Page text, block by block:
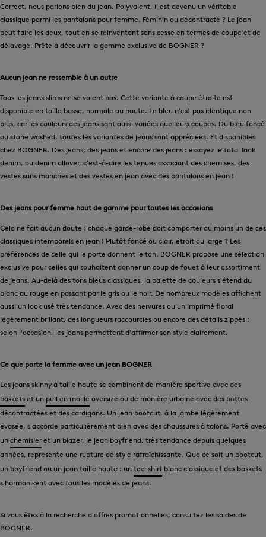
Correct, nous parlons bien du jean. Polyvalent, il est devenu un véritable
classique parmi les pantalons pour femme. Féminin ou décontracté ? Le jean
peut faire les deux, tout en se réinventant sans cesse en termes de coupe et de
délavage. Prête à découvrir la gamme exclusive de BOGNER ?
Aucun jean ne ressemble à un autre
Tous les jeans slims ne se valent pas. Cette variante à coupe étroite est
disponible en taille basse, normale ou haute. Le bleu n'est pas identique non
plus, car les couleurs des jeans sont aussi variées que leurs coupes. Du bleu foncé
au stone washed, toutes les variantes de jeans sont appréciées. Et disponibles
chez BOGNER. Des jeans, des jeans et encore des jeans : essayez le total look
denim, ou denim allover, c'est-à-dire les tenues associant des chemises, des
vestes sans manches et des vestes en jean avec des pantalons en jean !
Des jeans pour femme haut de gamme pour toutes les occasions
Cela ne fait aucun doute : chaque garde-robe doit comporter au moins un de ces
classiques intemporels en jean ! Plutôt foncé ou clair, étroit ou large ? Les
préférences de celle qui le porte donnent le ton. BOGNER propose une sélection
exclusive pour celles qui souhaitent donner un coup de fouet à leur assortiment
de jeans. Au-delà des tons bleus classiques, la palette de couleurs s'étend du
blanc au rouge en passant par le gris ou le noir. De nombreux modèles affichent
aussi un look usé très tendance. Avec des nervures ou un imprimé floral
légèrement brillant, des longueurs raccourcies ou encore des détails zippés :
selon l'occasion, les jeans permettent d'affirmer son style clairement.
Ce que porte la femme avec un jean BOGNER
Les jeans skinny à taille haute se combinent de manière sportive avec des
baskets et un pull en maille oversize ou de manière urbaine avec des bottes
décontractées et des cardigans. Un jean bootcut, à la jambe légèrement
évasée, s'accorde particulièrement bien avec des chaussures à talons. Porté avec
un chemisier et un blazer, le jean boyfriend, très tendance depuis quelques
années, représente une rupture de style rafraîchissante. Que ce soit un bootcut,
un boyfriend ou un jean taille haute : un tee-shirt blanc classique et des baskets
s'harmonisent avec tous les modèles de jeans.
Si vous êtes à la recherche d'offres promotionnelles, consultez les soldes de
BOGNER.